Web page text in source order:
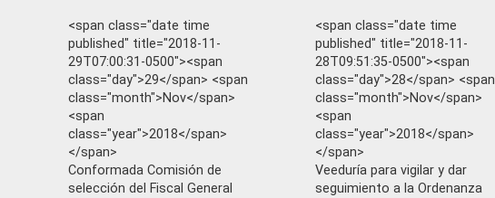
<span class="date time
published" title="2018-11-
29T07:00:31-0500"><span
class="day">29</span> <span
class="month">Nov</span>
<span
class="year">2018</span>
</span>
Conformada Comisión de
selección del Fiscal General
<span class="date time
published" title="2018-11-
28T09:51:35-0500"><span
class="day">28</span> <span
class="month">Nov</span>
<span
class="year">2018</span>
</span>
Veeduría para vigilar y dar
seguimiento a la Ordenanza